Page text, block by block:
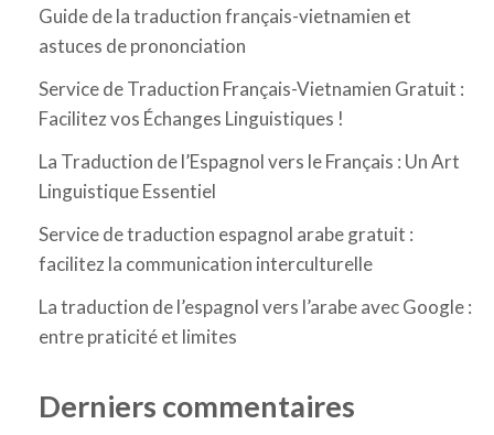
Guide de la traduction français-vietnamien et
astuces de prononciation
Service de Traduction Français-Vietnamien Gratuit :
Facilitez vos Échanges Linguistiques !
La Traduction de l’Espagnol vers le Français : Un Art
Linguistique Essentiel
Service de traduction espagnol arabe gratuit :
facilitez la communication interculturelle
La traduction de l’espagnol vers l’arabe avec Google :
entre praticité et limites
Derniers commentaires